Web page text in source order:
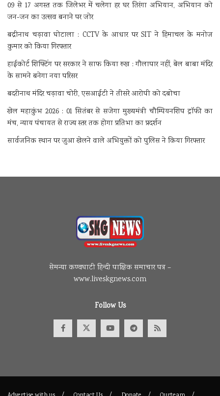
09 से 17 अगस्त तक जिलेभर में चलेगा हर घर तिरंगा अभियान, अभियान को
जन-जन का उत्सव बनाने पर जोर
बद्रीनाथ चढ़ावा घोटाला : CCTV के आधार पर SIT ने हिमाचल के मनोज
कुमार को किया गिरफ्तार
हाईकोर्ट शिफ्टिंग पर सरकार ने साफ किया रुख : गौलापार नहीं, बेल बाबा मंदिर
के सामने बनेगा नया परिसर
बदरीनाथ मंदिर चढ़ावा चोरी, एसआईटी ने तीसरे आरोपी को दबोचा
खेल महाकुंभ 2026 : 01 सितंबर से सजेगा मुख्यमंत्री चौम्पियनशिप ट्रॉफी का
मंच, न्याय पंचायत से राज्य स्तर तक होगा प्रतिभा का प्रदर्शन
सार्वजनिक स्थान पर जुआ खेलने वाले अभियुक्तों को पुलिस ने किया गिरफ्तार
सेमन्या कण्वघाटी हिन्दी पाक्षिक समाचार पत्र –
www.liveskgnews.com
Follow Us